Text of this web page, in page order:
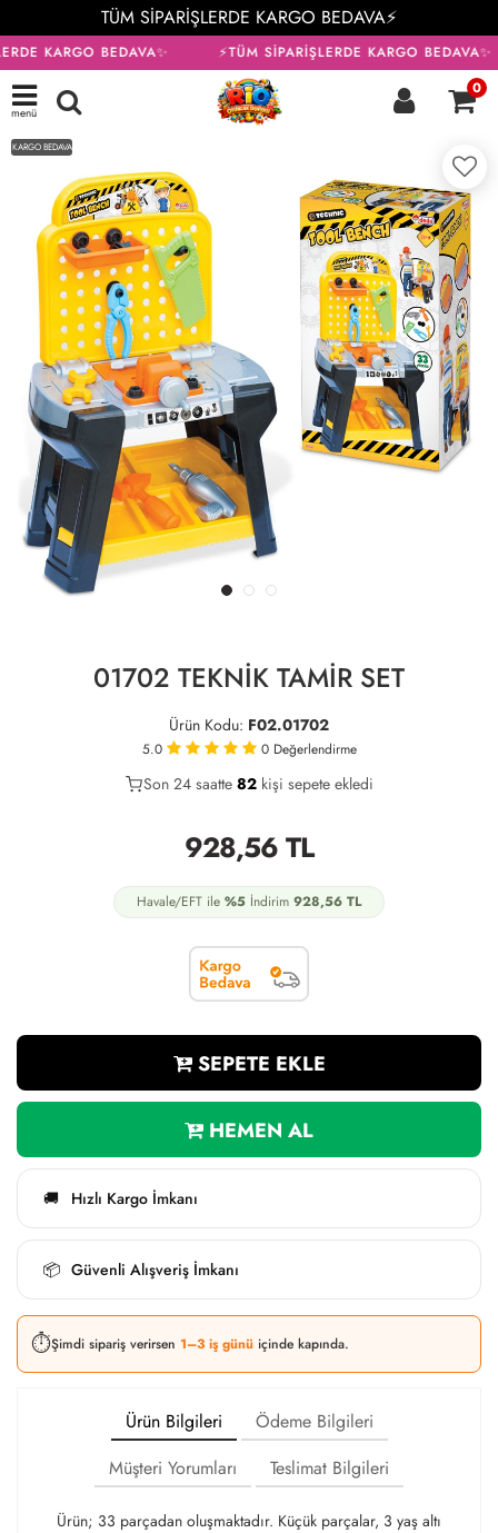
TÜM SİPARİŞLERDE KARGO BEDAVA⚡
KARGO BEDAVA✨ ⚡TÜM SİPARİŞLERDE KARGO BEDAVA✨
menü
0
KARGO BEDAVA
01702 TEKNİK TAMİR SET
Ürün Kodu: F02.01702
5.0 0 Değerlendirme
41
Son 24 saatte 82kişi sepete ekledi
17
928,56TL
Havale/EFT ile %5 İndirim 928,56 TL
SEPETE EKLE
HEMEN AL
🚚 Hızlı Kargo İmkanı
📦 Güvenli Alışveriş İmkanı
⏱️Şimdi sipariş verirsen 1–3 iş günü içinde kapında.
Ürün Bilgileri
Ödeme Bilgileri
Müşteri Yorumları
Teslimat Bilgileri
Ürün; 33 parçadan oluşmaktadır. Küçük parçalar, 3 yaş altı